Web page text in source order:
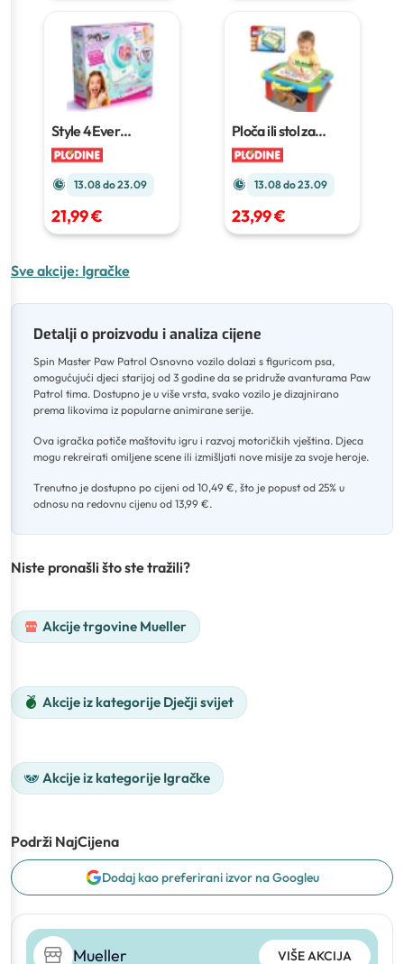
Style 4Ever
Tvornica privjesaka
13.08 do 23.09
21,99 €
Ploča ili stol za
crtanje i pisanje 2u1
13.08 do 23.09
23,99 €
Sve akcije: Igračke
Detalji o proizvodu i analiza cijene
Spin Master Paw Patrol Osnovno vozilo dolazi s figuricom psa,
omogućujući djeci starijoj od 3 godine da se pridruže avanturama Paw
Patrol tima. Dostupno je u više vrsta, svako vozilo je dizajnirano
prema likovima iz popularne animirane serije.
Ova igračka potiče maštovitu igru i razvoj motoričkih vještina. Djeca
mogu rekreirati omiljene scene ili izmišljati nove misije za svoje heroje.
Trenutno je dostupno po cijeni od 10,49 €, što je popust od 25% u
odnosu na redovnu cijenu od 13,99 €.
Niste pronašli što ste tražili?
Akcije trgovine Mueller
Akcije iz kategorije Dječji svijet
Akcije iz kategorije Igračke
Podrži NajCijena
Dodaj kao preferirani izvor na Googleu
Mueller VIŠE AKCIJA